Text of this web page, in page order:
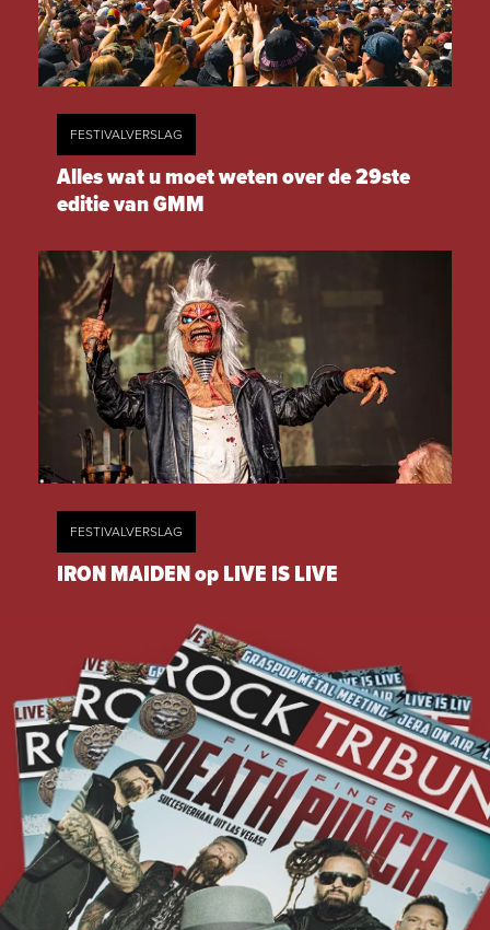
FESTIVALVERSLAG
Alles wat u moet weten over de 29ste
editie van GMM
FESTIVALVERSLAG
IRON MAIDEN op LIVE IS LIVE